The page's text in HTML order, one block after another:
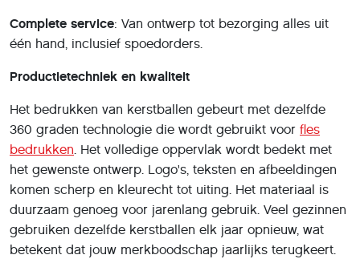
Complete service: Van ontwerp tot bezorging alles uit
één hand, inclusief spoedorders.
Productietechniek en kwaliteit
Het bedrukken van kerstballen gebeurt met dezelfde
360 graden technologie die wordt gebruikt voor fles
bedrukken. Het volledige oppervlak wordt bedekt met
het gewenste ontwerp. Logo's, teksten en afbeeldingen
komen scherp en kleurecht tot uiting. Het materiaal is
duurzaam genoeg voor jarenlang gebruik. Veel gezinnen
gebruiken dezelfde kerstballen elk jaar opnieuw, wat
betekent dat jouw merkboodschap jaarlijks terugkeert.